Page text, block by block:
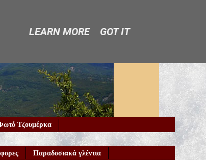
Τζουμέρκα
Παραδοσιακά γλέντια
LEARN MORE GOT IT